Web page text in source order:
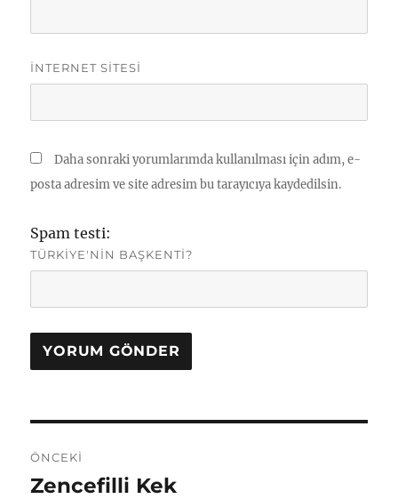
İNTERNET SITESI
Daha sonraki yorumlarımda kullanılması için adım, e-
posta adresim ve site adresim bu tarayıcıya kaydedilsin.
Spam testi:
TÜRKIYE'NIN BAŞKENTI?
gezinmesi
ÖNCEKI
Önceki
Zencefilli Kek